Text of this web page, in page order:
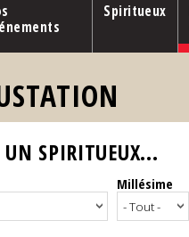
Spiritueux
SPIRITUEUX...
Millésime